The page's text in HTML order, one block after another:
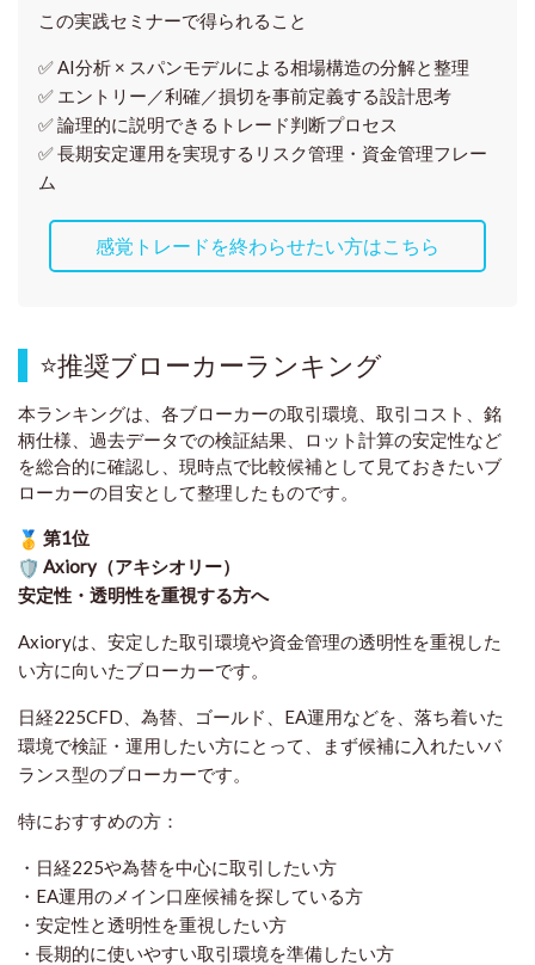
この実践セミナーで得られること
✅ AI分析 × スパンモデルによる相場構造の分解と整理
✅ エントリー／利確／損切を事前定義する設計思考
✅ 論理的に説明できるトレード判断プロセス
✅ 長期安定運用を実現するリスク管理・資金管理フレー
ム
感覚トレードを終わらせたい方はこちら
⭐推奨ブローカーランキング
本ランキングは、各ブローカーの取引環境、取引コスト、銘
柄仕様、過去データでの検証結果、ロット計算の安定性など
を総合的に確認し、現時点で比較候補として見ておきたいブ
ローカーの目安として整理したものです。
第1位
Axiory（アキシオリー）
安定性・透明性を重視する方へ
Axioryは、安定した取引環境や資金管理の透明性を重視した
い方に向いたブローカーです。
日経225CFD、為替、ゴールド、EA運用などを、落ち着いた
環境で検証・運用したい方にとって、まず候補に入れたいバ
ランス型のブローカーです。
特におすすめの方：
・日経225や為替を中心に取引したい方
・EA運用のメイン口座候補を探している方
・安定性と透明性を重視したい方
・長期的に使いやすい取引環境を準備したい方